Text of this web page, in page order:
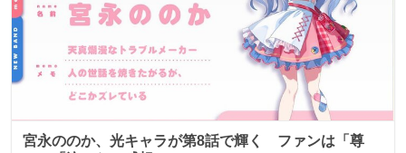
宮永ののか、光キャラが第8話で輝く ファンは「尊